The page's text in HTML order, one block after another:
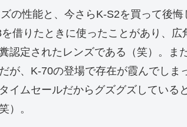
の性能と、今さらK-S2を買って後悔
借りたときに使ったことがあり、広
認定されたレンズである（笑）。ま
が、K-70の登場で存在が霞んでしま
イムセールだからグズグズしている
）。